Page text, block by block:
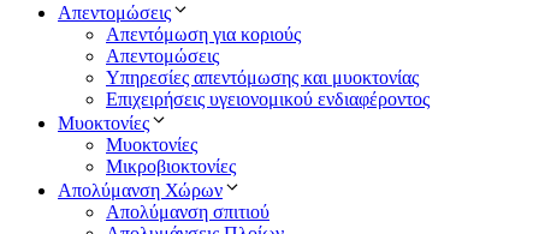
Απεντομώσεις
Απεντόμωση για κοριούς
Απεντομώσεις
Υπηρεσίες απεντόμωσης και μυοκτονίας
Επιχειρήσεις υγειονομικού ενδιαφέροντος
Μυοκτονίες
Μυοκτονίες
Μικροβιοκτονίες
Απολύμανση Χώρων
Απολύμανση σπιτιού